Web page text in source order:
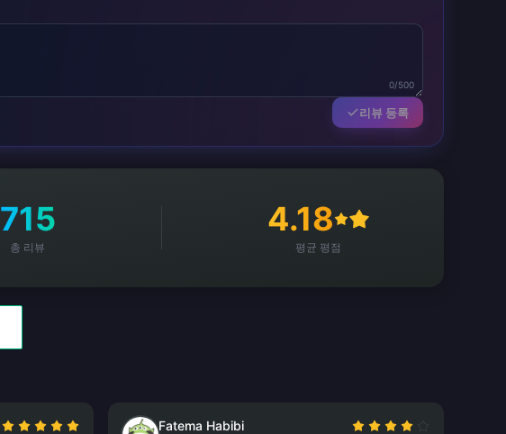
0/500
리뷰 등록
715
총 리뷰
4.18
평균 평점
Fatema Habibi